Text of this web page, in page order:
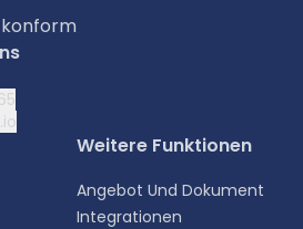
Weitere Funktionen
Angebot Und Dokument
Integrationen